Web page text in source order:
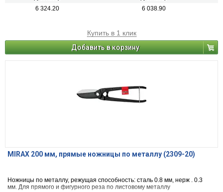
6 324.20 6 038.90
Купить в 1 клик
Добавить в корзину
MIRAX 200 мм, прямые ножницы по металлу (2309-20)
Ножницы по металлу, режущая способность: сталь 0.8 мм, нерж . 0.3
мм. Для прямого и фигурного реза по листовому металлу